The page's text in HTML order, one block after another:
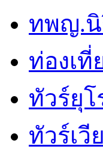
ทพญ.นิ
ท่องเที่
ทัวร์ยุโ
ทัวร์เวี